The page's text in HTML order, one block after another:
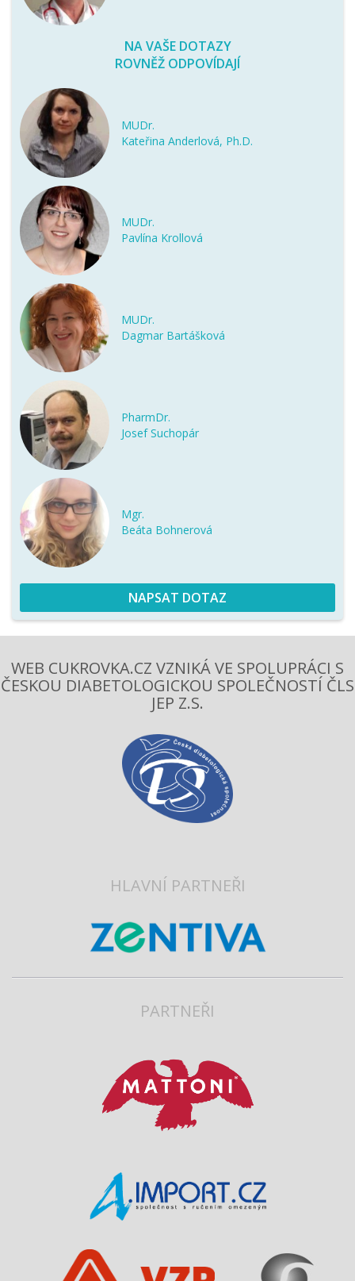
NA VAŠE DOTAZY
ROVNĚŽ ODPOVÍDAJÍ
MUDr.
Kateřina Anderlová, Ph.D.
MUDr.
Pavlína Krollová
MUDr.
Dagmar Bartášková
PharmDr.
Josef Suchopár
Mgr.
Beáta Bohnerová
NAPSAT DOTAZ
WEB CUKROVKA.CZ VZNIKÁ VE SPOLUPRÁCI S
ČESKOU DIABETOLOGICKOU SPOLEČNOSTÍ ČLS
JEP Z.S.
HLAVNÍ PARTNEŘI
PARTNEŘI